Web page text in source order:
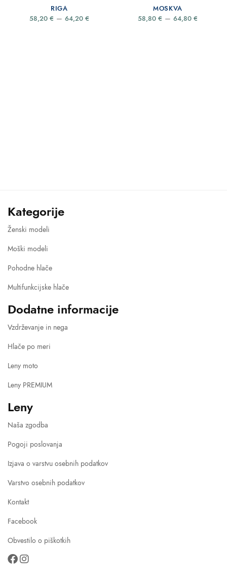
RIGA
58,20 € – 64,20 €
MOSKVA
58,80 € – 64,80 €
Kategorije
Ženski modeli
Moški modeli
Pohodne hlače
Multifunkcijske hlače
Dodatne informacije
Vzdrževanje in nega
Hlače po meri
Leny moto
Leny PREMIUM
Leny
Naša zgodba
Pogoji poslovanja
Izjava o varstvu osebnih podatkov
Varstvo osebnih podatkov
Kontakt
Facebook
Obvestilo o piškotkih